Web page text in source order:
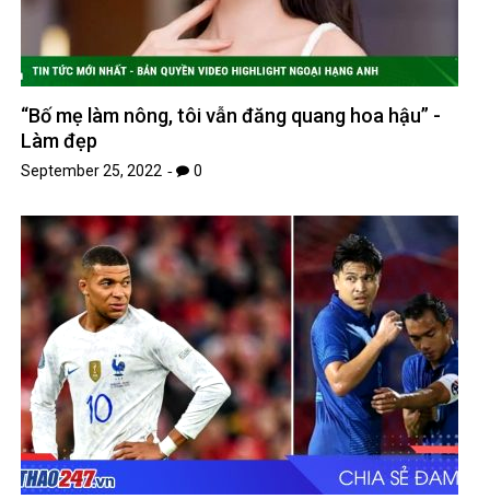
“Bố mẹ làm nông, tôi vẫn đăng quang hoa hậu” -
Làm đẹp
September 25, 2022 0